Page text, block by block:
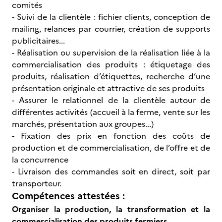
comités
- Suivi de la clientèle : fichier clients, conception de
mailing, relances par courrier, création de supports
publicitaires...
- Réalisation ou supervision de la réalisation liée à la
commercialisation des produits : étiquetage des
produits, réalisation d’étiquettes, recherche d’une
présentation originale et attractive de ses produits
- Assurer le relationnel de la clientèle autour de
différentes activités (accueil à la ferme, vente sur les
marchés, présentation aux groupes...)
- Fixation des prix en fonction des coûts de
production et de commercialisation, de l’offre et de
la concurrence
- Livraison des commandes soit en direct, soit par
transporteur.
Compétences attestées :
Organiser la production, la transformation et la